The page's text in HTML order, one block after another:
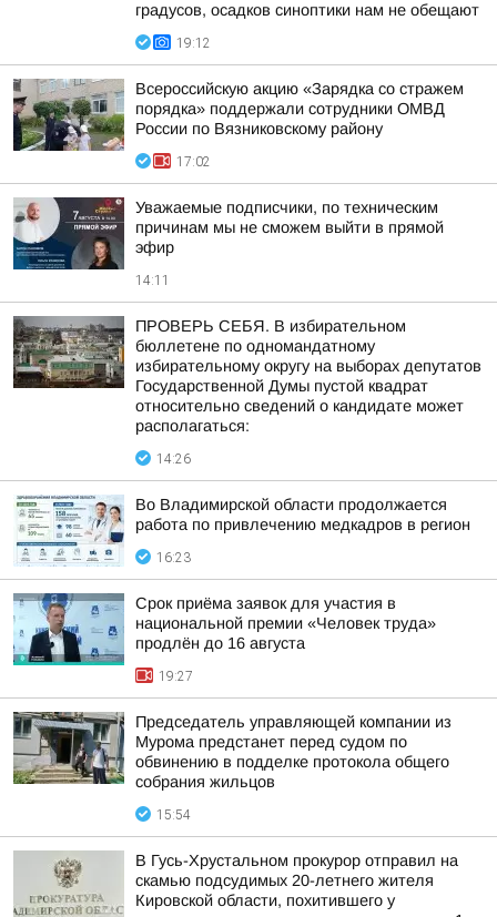
градусов, осадков синоптики нам не обещают
19:12
Всероссийскую акцию «Зарядка со стражем
порядка» поддержали сотрудники ОМВД
России по Вязниковскому району
17:02
Уважаемые подписчики, по техническим
причинам мы не сможем выйти в прямой
эфир
14:11
ПРОВЕРЬ СЕБЯ. В избирательном
бюллетене по одномандатному
избирательному округу на выборах депутатов
Государственной Думы пустой квадрат
относительно сведений о кандидате может
располагаться:
14:26
Во Владимирской области продолжается
работа по привлечению медкадров в регион
16:23
Срок приёма заявок для участия в
национальной премии «Человек труда»
продлён до 16 августа
19:27
Председатель управляющей компании из
Мурома предстанет перед судом по
обвинению в подделке протокола общего
собрания жильцов
15:54
В Гусь-Хрустальном прокурор отправил на
скамью подсудимых 20-летнего жителя
Кировской области, похитившего у